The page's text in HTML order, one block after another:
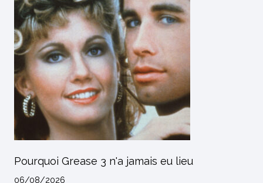
Pourquoi Grease 3 n'a jamais eu lieu
06/08/2026